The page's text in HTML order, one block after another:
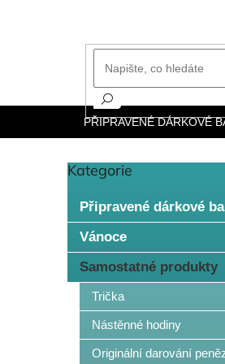
PŘIPRAVENÉ DÁRKOVÉ
P
r
n
Přeskočit
Kategorie
Připravené dárkové
Vánoce
Samostatné produkty
Trička
Nástěnné hodiny
Originální darování